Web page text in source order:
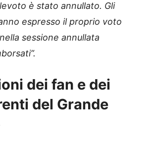
è stato annullato. Gli
espresso il proprio voto
sessione annullata
dei fan e dei
del Grande